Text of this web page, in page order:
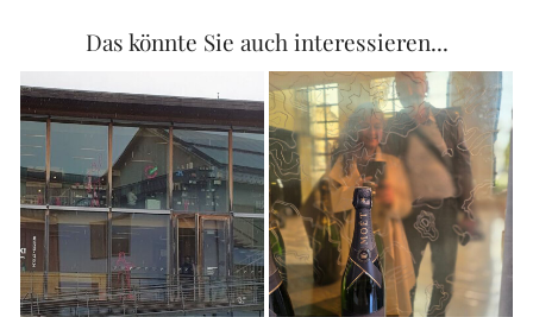
Das könnte Sie auch interessieren...